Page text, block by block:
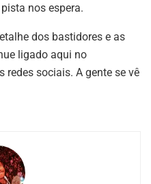
nos espera.
dos bastidores e as
ligado aqui no
redes sociais. A gente se vê